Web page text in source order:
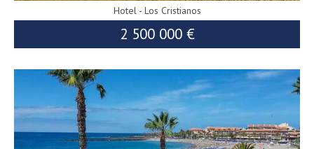
Hotel - Los Cristianos
2 500 000 €